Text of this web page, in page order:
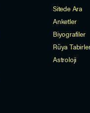
Sitede Ara
Anketler
Biyografiler
Rüya
Astroloji